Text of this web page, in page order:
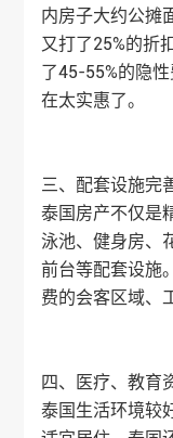
内房子大约公摊
又打了25%的折
了45-55%的隐
在太实惠了。
三、配套设施完
泰国房产不仅是
泳池、健身房、
前台等配套设施
费的会客区域、
四、医疗、教育
泰国生活环境较